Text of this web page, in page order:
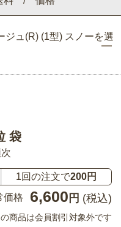
ジュ(R) (1型) スノーを選
袋
1回の注文で200円
価格
6,600 円 (税込)
の商品は会員割引対象外です